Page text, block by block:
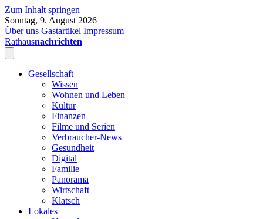
Zum Inhalt springen
Sonntag, 9. August 2026
Über uns Gastartikel Impressum
Rathausnachrichten
Gesellschaft
Wissen
Wohnen und Leben
Kultur
Finanzen
Filme und Serien
Verbraucher-News
Gesundheit
Digital
Familie
Panorama
Wirtschaft
Klatsch
Lokales